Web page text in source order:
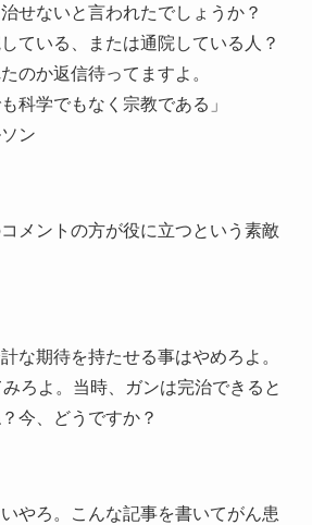
せないと言われたでしょうか？
ている、または通院している人？
のか返信待ってますよ。
科学でもなく宗教である」
ン
メントの方が役に立つという素敵
な期待を持たせる事はやめろよ。
ろよ。当時、ガンは完治できると
今、どうですか？
やろ。こんな記事を書いてがん患